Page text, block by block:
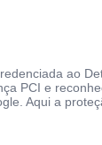
ao
PCI e
Aqui a